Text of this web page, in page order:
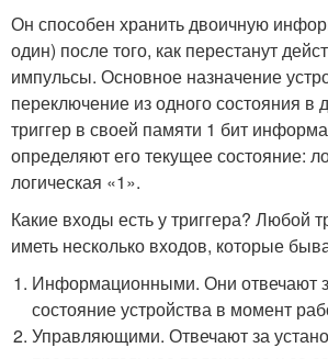
Он способен хранить двоичную
один) после того, как перестанут
импульсы. Основное назначение
переключение из одного состояния в
триггер в своей памяти 1 бит
определяют его текущее состояние:
логическая «1».
Какие входы есть у триггера? Любой
иметь несколько входов, которые
Информационными. Они отвечают
состояние устройства в момент
Управляющими. Отвечают за